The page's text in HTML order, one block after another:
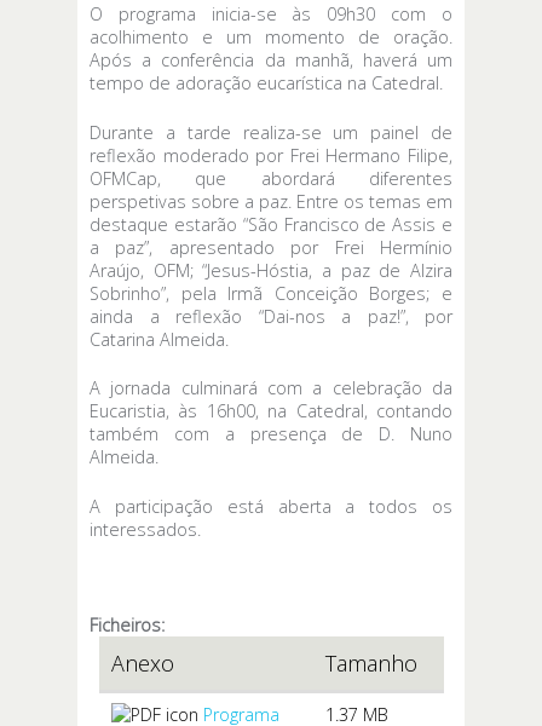
O programa inicia-se às 09h30 com o
acolhimento e um momento de oração.
Após a conferência da manhã, haverá um
tempo de adoração eucarística na Catedral.
Durante a tarde realiza-se um painel de
reflexão moderado por Frei Hermano Filipe,
OFMCap, que abordará diferentes
perspetivas sobre a paz. Entre os temas em
destaque estarão “São Francisco de Assis e
a paz”, apresentado por Frei Hermínio
Araújo, OFM; “Jesus-Hóstia, a paz de Alzira
Sobrinho”, pela Irmã Conceição Borges; e
ainda a reflexão “Dai-nos a paz!”, por
Catarina Almeida.
A jornada culminará com a celebração da
Eucaristia, às 16h00, na Catedral, contando
também com a presença de D. Nuno
Almeida.
A participação está aberta a todos os
interessados.
Ficheiros:
Anexo Tamanho
Programa 1.37 MB